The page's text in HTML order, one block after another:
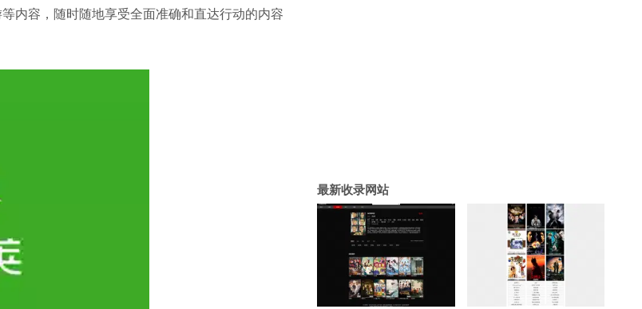
内容，随时随地享受全面准确和直达行动的内容
最新收录网站